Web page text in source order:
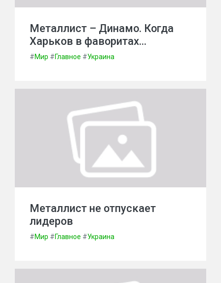
Металлист – Динамо. Когда
Харьков в фаворитах…
#Мир #Главное #Украина
Металлист не отпускает
лидеров
#Мир #Главное #Украина